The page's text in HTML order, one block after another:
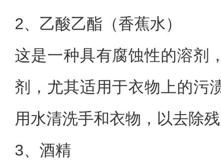
2、乙酸乙酯（香蕉水）
这是一种具有腐蚀性的溶剂
剂，尤其适用于衣物上的污
用水清洗手和衣物，以去除
3、酒精